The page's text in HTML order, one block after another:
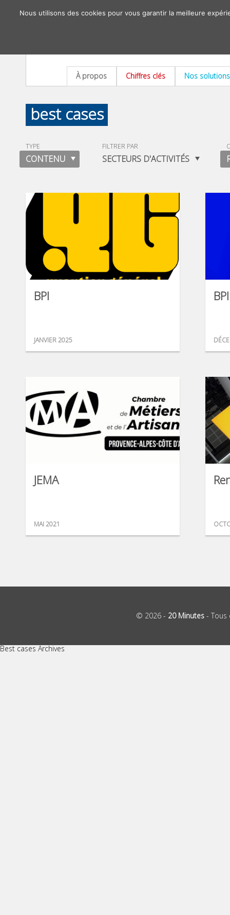
À propos Chiffres clés Nos solutions
best cases
TYPE
CONTENU
FILTRER PAR
SECTEURS D'ACTIVITÉS
BPI
JANVIER 2025
BPI
JEMA
MAI 2021
© 2026 - 20 Minutes -
Nous utilisons des cookies pour vous garantir la meilleure
Best cases Archives